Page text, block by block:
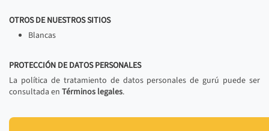
OTROS DE NUESTROS SITIOS
Blancas
PROTECCIÓN DE DATOS PERSONALES
La política de tratamiento de datos personales de gurú puede ser
consultada en Términos legales.